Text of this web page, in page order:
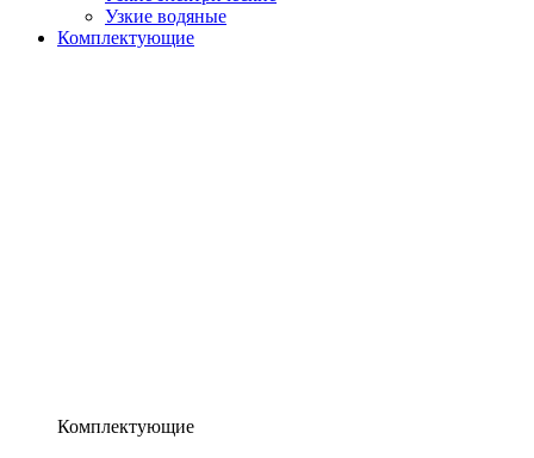
Узкие водяные
Комплектующие
Комплектующие